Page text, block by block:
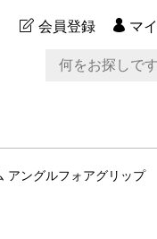
会員登録 マ
アングルフォアグリップ